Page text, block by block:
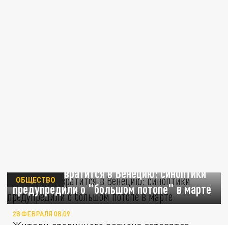
Москва превратится в Венецию: синоптики
предупредили о "большом потопе" в марте
ОБЩЕСТВО
28 ФЕВРАЛЯ 08:09